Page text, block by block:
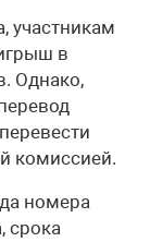
участникам
в
Однако,
комиссией.
номера
срока